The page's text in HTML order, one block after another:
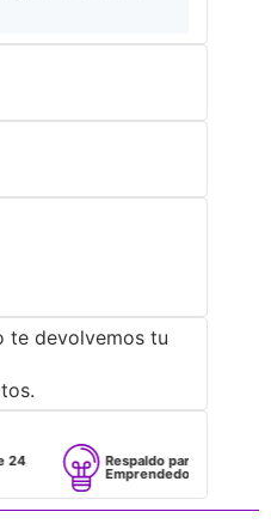
te devolvemos tu
Respaldo para
Emprendedores